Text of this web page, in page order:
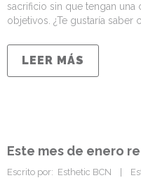
sacrificio sin que tengan
objetivos. ¿Te gustaría saber
LEER MÁS
Este mes de enero
Escrito por:  Esthetic BCN    |